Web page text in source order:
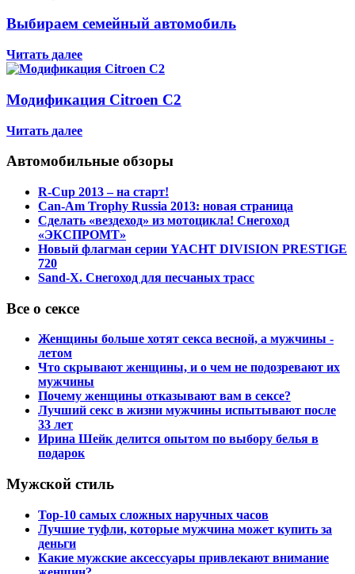
Выбираем семейный автомобиль
Читать далее
Модификация Citroen С2
Читать далее
Автомобильные обзоры
R-Cup 2013 – на старт!
Can-Am Trophy Russia 2013: новая страница
Сделать «вездеход» из мотоцикла! Снегоход
«ЭКСПРОМТ»
Новый флагман серии YACHT DIVISION PRESTIGE
720
Sand-X. Снегоход для песчаных трасс
Все о сексе
Женщины больше хотят секса весной, а мужчины -
летом
Что скрывают женщины, и о чем не подозревают их
мужчины
Почему женщины отказывают вам в сексе?
Лучший секс в жизни мужчины испытывают после
33 лет
Ирина Шейк делится опытом по выбору белья в
подарок
Мужской стиль
Top-10 самых сложных наручных часов
Лучшие туфли, которые мужчина может купить за
деньги
Какие мужские аксессуары привлекают внимание